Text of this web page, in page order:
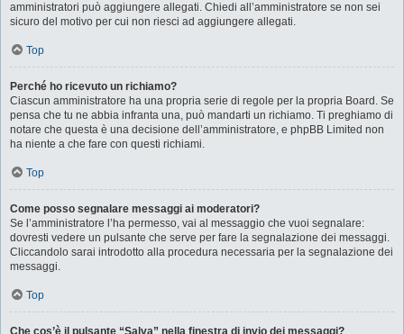
amministratori può aggiungere allegati. Chiedi all’amministratore se non sei
sicuro del motivo per cui non riesci ad aggiungere allegati.
Top
Perché ho ricevuto un richiamo?
Ciascun amministratore ha una propria serie di regole per la propria Board. Se
pensa che tu ne abbia infranta una, può mandarti un richiamo. Ti preghiamo di
notare che questa è una decisione dell’amministratore, e phpBB Limited non
ha niente a che fare con questi richiami.
Top
Come posso segnalare messaggi ai moderatori?
Se l’amministratore l’ha permesso, vai al messaggio che vuoi segnalare:
dovresti vedere un pulsante che serve per fare la segnalazione dei messaggi.
Cliccandolo sarai introdotto alla procedura necessaria per la segnalazione dei
messaggi.
Top
Che cos’è il pulsante “Salva” nella finestra di invio dei messaggi?